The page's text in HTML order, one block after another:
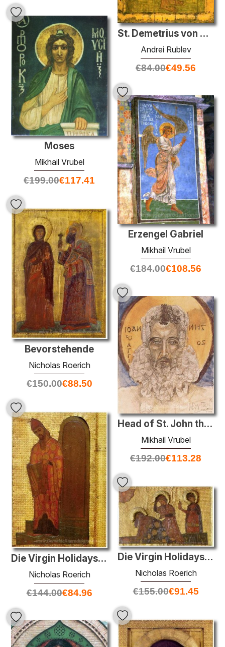
St. Demetrius von Saloniki
Andrei Rublev
€84.00€49.56
Moses
Mikhail Vrubel
€199.00€117.41
Erzengel Gabriel
Mikhail Vrubel
€184.00€108.56
Bevorstehende
Nicholas Roerich
€150.00€88.50
Head of St. John the Baptist
Mikhail Vrubel
€192.00€113.28
Die Virgin Holidays. Einführung der Jungfrau im Tempel. Der Hohe
Nicholas Roerich
€144.00€84.96
Die Virgin Holidays. Anbetung der Könige. Drei Könige.
Nicholas Roerich
€155.00€91.45